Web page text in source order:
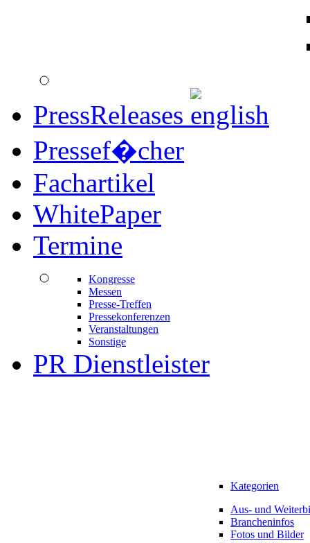
PressReleases
Pressef�cher
Fachartikel
WhitePaper
Termine
Kongresse
Messen
Presse-Treffen
Pressekonferenzen
Veranstaltungen
Sonstige
PR Dienstleister
Kategorien
Aus- und
Brancheninfos
Fotos und Bilder